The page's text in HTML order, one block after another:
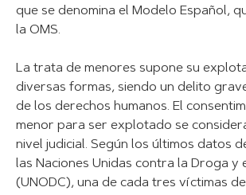
que se denomina el Modelo Español,
la OMS.
La trata de menores supone su
diversas formas, siendo un delito
de los derechos humanos. El
menor para ser explotado se
nivel judicial. Según los últimos datos
las Naciones Unidas contra la Droga y
(UNODC), una de cada tres víctimas